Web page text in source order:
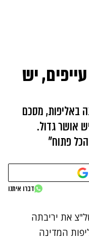
יש
באליפות, מסכם
אושר גדול.
פתוח"
דברו איתנו
את יריבתה
וזכתה באליפות המדינה